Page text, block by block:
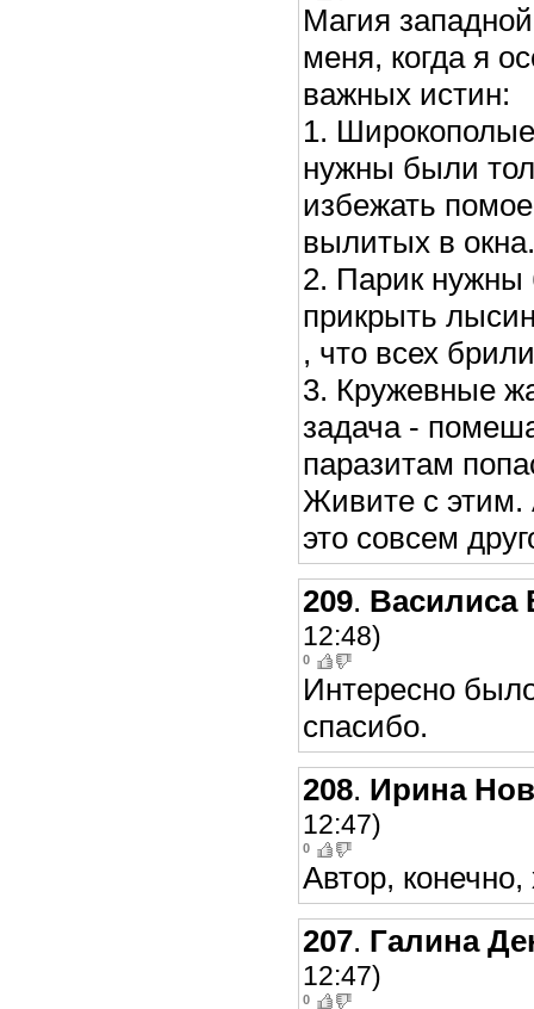
Магия
меня, когда я
важных истин:
1.
нужны были
избежать
вылитых в окна.
2. Парик нужны
прикрыть
, что всех
3. Кружевные
задача -
паразитам
Живите с этим.
это совсем
209. Василиса
12:48)
0
Интересно
спасибо.
208. Ирина
12:47)
0
Автор,
207. Галина
12:47)
0